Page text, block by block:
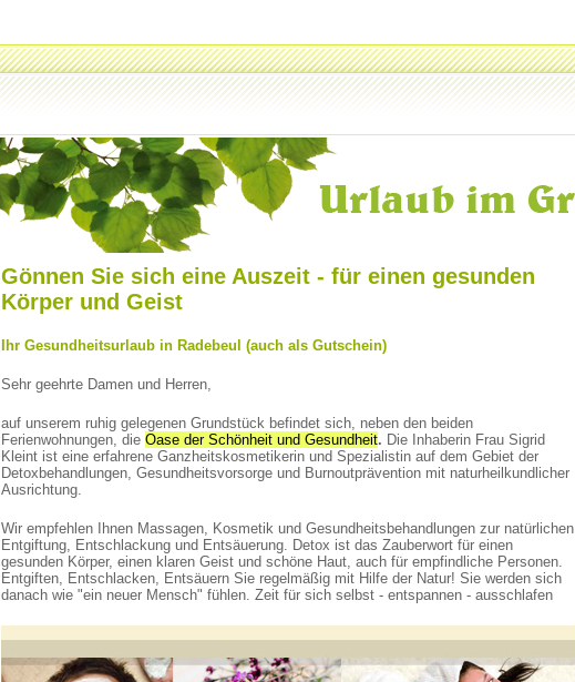
Gönnen Sie sich eine Auszeit - für einen gesunden
Körper und Geist
Ihr Gesundheitsurlaub in Radebeul (auch als Gutschein)
Sehr geehrte Damen und Herren,
auf unserem ruhig gelegenen Grundstück befindet sich, neben den beiden
Ferienwohnungen, die Oase der Schönheit und Gesundheit. Die Inhaberin Frau Sigrid
Kleint ist eine erfahrene Ganzheitskosmetikerin und Spezialistin auf dem Gebiet der
Detoxbehandlungen, Gesundheitsvorsorge und Burnoutprävention mit naturheilkundlicher
Ausrichtung.
Wir empfehlen Ihnen Massagen, Kosmetik und Gesundheitsbehandlungen zur natürlichen
Entgiftung, Entschlackung und Entsäuerung. Detox ist das Zauberwort für einen
gesunden Körper, einen klaren Geist und schöne Haut, auch für empfindliche Personen.
Entgiften, Entschlacken, Entsäuern Sie regelmäßig mit Hilfe der Natur! Sie werden sich
danach wie "ein neuer Mensch" fühlen. Zeit für sich selbst - entspannen - ausschlafen